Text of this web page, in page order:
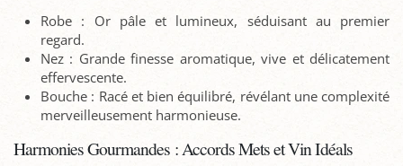
Robe : Or pâle et lumineux, séduisant au premier
regard.
Nez : Grande finesse aromatique, vive et délicatement
effervescente.
Bouche : Racé et bien équilibré, révélant une complexité
merveilleusement harmonieuse.
Harmonies Gourmandes : Accords Mets et Vin Idéals